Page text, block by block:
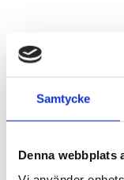
Samtycke
Denna webbplats